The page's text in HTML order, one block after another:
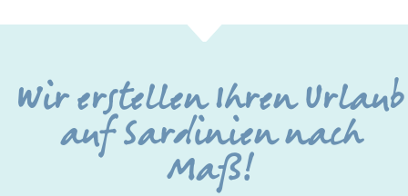
Wir erstellen Ihren Urlaub
auf Sardinien nach
Maß!